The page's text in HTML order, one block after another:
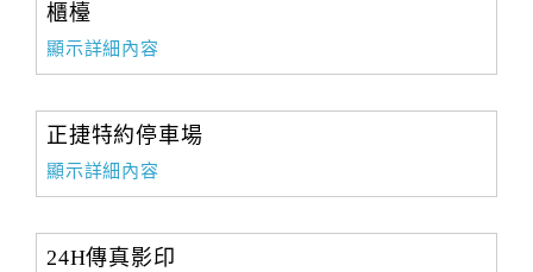
櫃檯
顯示詳細內容
正捷特約停車場
顯示詳細內容
24H傳真影印